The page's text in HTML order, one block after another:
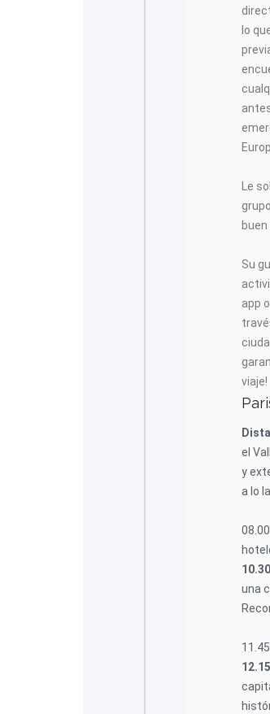
lo
Le
Su
app
viaje!
el
y
a lo
una